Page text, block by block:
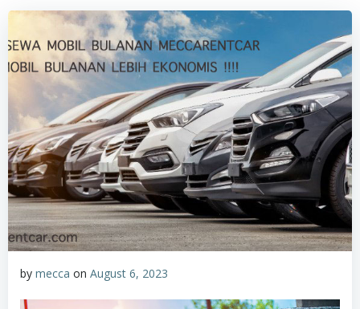
by mecca on August 6, 2023